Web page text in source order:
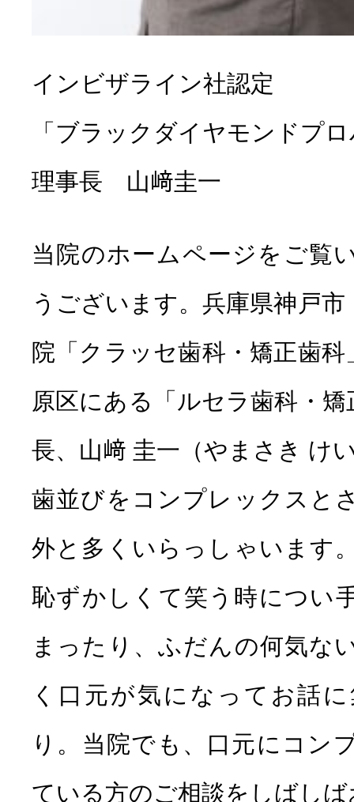
小児歯科 子供の矯
インビザライン社認定
「ブラックダイヤモンドプ
理事長 山﨑圭一
当院のホームページをご覧
うございます。兵庫県神戸
院「クラッセ歯科・矯正歯
原区にある「ルセラ歯科・
長、山﨑 圭一（やまさき け
歯並びをコンプレックスと
外と多くいらっしゃいます
恥ずかしくて笑う時につい
まったり、ふだんの何気な
く口元が気になってお話
り。当院でも、口元にコン
ている方のご相談をしばし